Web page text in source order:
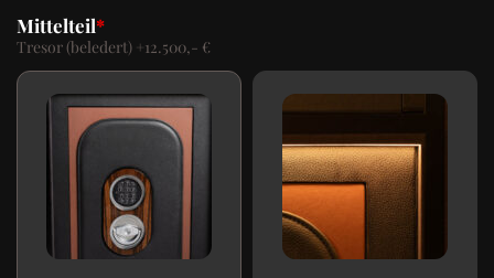
Mittelteil*
Tresor (beledert) + 12.500,- €